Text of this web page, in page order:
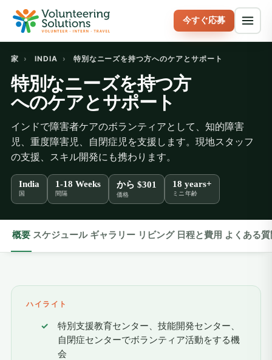
今すぐ応募
家 › INDIA › 特別なニーズを持つ方へのケアとサポート
特別なニーズを持つ方
へのケアとサポート
インドで障害者ケアのボランティアとして、知的障害
児、重度障害児、自閉症児を支援します。現地スタッフ
の支援、スキル開発にも携わります。
India
国
1-18 Weeks
間隔
から $301
価格
18 years+
ミニ年齢
概要 スケジュール ギャラリー リビング 日程と費用 よくある質
ハイライト
特別支援教育センター、技能開発センター、
自閉症センターでボランティア活動をする機
会